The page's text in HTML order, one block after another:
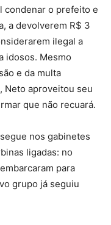
condenar o prefeito e
a devolverem R$ 3
ilegal a
idosos. Mesmo
e da multa
Neto aproveitou seu
que não recuará.
nos gabinetes
ligadas: no
para
grupo já seguiu